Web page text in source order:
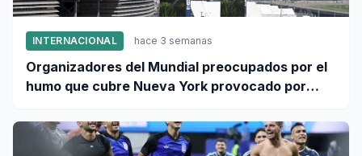
INTERNACIONAL hace 3 semanas
Organizadores del Mundial preocupados por el
humo que cubre Nueva York provocado por